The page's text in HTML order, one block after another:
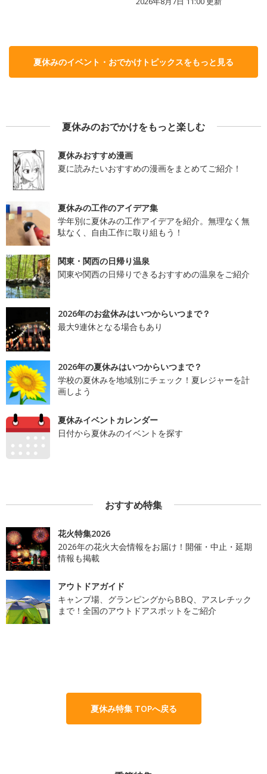
夏休みのイベント・おでかけトピックスをもっと見る
夏休みのおでかけをもっと楽しむ
夏休みおすすめ漫画
夏に読みたいおすすめの漫画をまとめてご紹介！
夏休みの工作のアイデア集
学年別に夏休みの工作アイデアを紹介。無理なく無
駄なく、自由工作に取り組もう！
関東・関西の日帰り温泉
関東や関西の日帰りできるおすすめの温泉をご紹介
2026年のお盆休みはいつからいつまで？
最大9連休となる場合もあり
2026年の夏休みはいつからいつまで？
学校の夏休みを地域別にチェック！夏レジャーを計
画しよう
夏休みイベントカレンダー
日付から夏休みのイベントを探す
おすすめ特集
花火特集2026
2026年の花火大会情報をお届け！開催・中止・延期
情報も掲載
アウトドアガイド
キャンプ場、グランピングからBBQ、アスレチック
まで！全国のアウトドアスポットをご紹介
夏休み特集 TOPへ戻る